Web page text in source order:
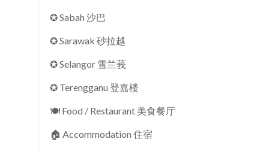
✪ Sabah 沙巴
✪ Sarawak 砂拉越
✪ Selangor 雪兰莪
✪ Terengganu 登嘉楼
🍽 Food / Restaurant 美食餐厅
🏠︎ Accommodation 住宿